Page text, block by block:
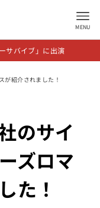
MENU
サバイブ」に出演
が紹介されました！
のサイ
ズロマ
た！